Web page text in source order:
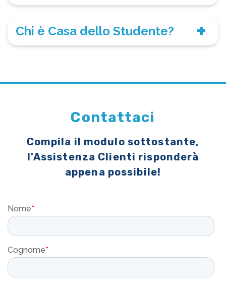
Chi è Casa dello Studente?
Contattaci
Compila il modulo sottostante,
l'Assistenza Clienti risponderà
appena possibile!